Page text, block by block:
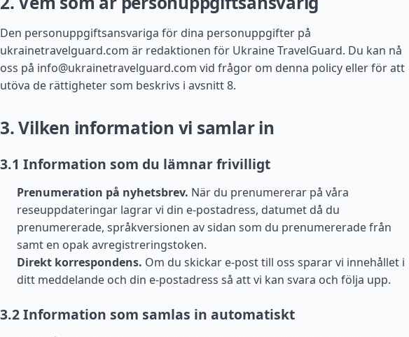
Den personuppgiftsansvariga för dina personuppgifter på
ukrainetravelguard.com är redaktionen för Ukraine TravelGuard. Du kan nå
oss på info@ukrainetravelguard.com vid frågor om denna policy eller för att
utöva de rättigheter som beskrivs i avsnitt 8.
3. Vilken information vi samlar in
3.1 Information som du lämnar frivilligt
Prenumeration på nyhetsbrev. När du prenumererar på våra
reseuppdateringar lagrar vi din e-postadress, datumet då du
prenumererade, språkversionen av sidan som du prenumererade från
samt en opak avregistreringstoken.
Direkt korrespondens. Om du skickar e-post till oss sparar vi innehållet i
ditt meddelande och din e-postadress så att vi kan svara och följa upp.
3.2 Information som samlas in automatiskt